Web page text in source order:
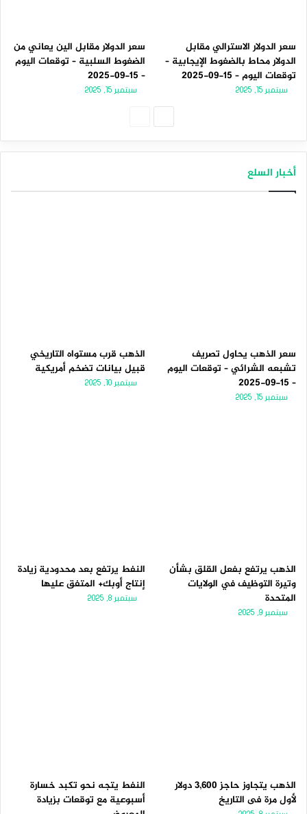
سعر الدولار الاسترالي مقابل
الدولار محاط بالضغوط الإيجابية –
توقعات اليوم – 15-09-2025
سبتمبر 15, 2025
سعر الدولار مقابل الين يعاني من
الضغوط السلبية – توقعات اليوم
– 15-09-2025
سبتمبر 15, 2025
أخبار السلع
سعر الذهب يحاول تصريف
تشبعه الشرائي – توقعات اليوم
– 15-09-2025
سبتمبر 15, 2025
الذهب قرب مستواه التاريخي
قبيل بيانات تضخم أمريكية
سبتمبر 10, 2025
الذهب يرتفع بفعل القلق بشأن
وتيرة التوظيف في الولايات
المتحدة
سبتمبر 9, 2025
النفط يرتفع بعد محدودية زيادة
إنتاج أوبك+ المتفق عليها
سبتمبر 8, 2025
الذهب يتجاوز حاجز 3,600 دولار
لأول مرة فى التاريخ
النفط يتجه نحو تكبد خسارة
أسبوعية مع توقعات بزيادة